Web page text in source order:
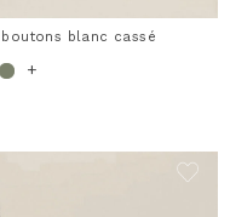
blanc cassé
+